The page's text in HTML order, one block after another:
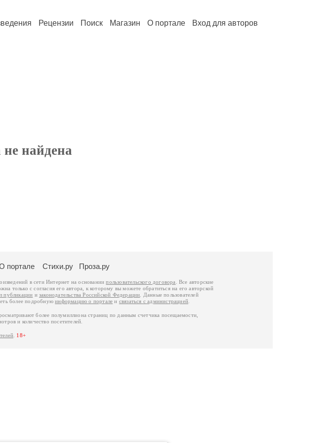
Рецензии Поиск Магазин О портале Вход для авторов
найдена
портале Стихи.ру Проза.ру
в сети Интернет на основаниипользовательского договора
. Все авторские
только с согласия его автора, к которому вы можете обратиться на его авторской
публикации изаконодательства Российской Федерации . Данные пользователей
более подробнуюинформацию о портале и связаться с администрацией
более полумиллиона страниц по данным счетчика посещаемости,
и количество посетителей.
18+